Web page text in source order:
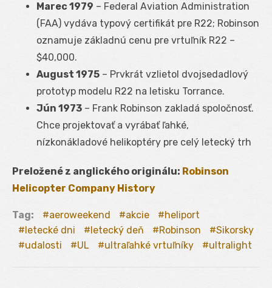
Marec 1979 – Federal Aviation Administration
(FAA) vydáva typový certifikát pre R22; Robinson
oznamuje základnú cenu pre vrtuľník R22 –
$40,000.
August 1975 – Prvkrát vzlietol dvojsedadlový
prototyp modelu R22 na letisku Torrance.
Jún 1973 – Frank Robinson zakladá spoločnosť.
Chce projektovať a vyrábať ľahké,
nízkonákladové helikoptéry pre celý letecký trh
Preložené z anglického originálu: Robinson
Helicopter Company History
Tag: aeroweekend akcie
heliport
letecké dni
letecký deň Robinson
Sikorsky
udalosti
UL ultraľahké vrtuľníky ultralight